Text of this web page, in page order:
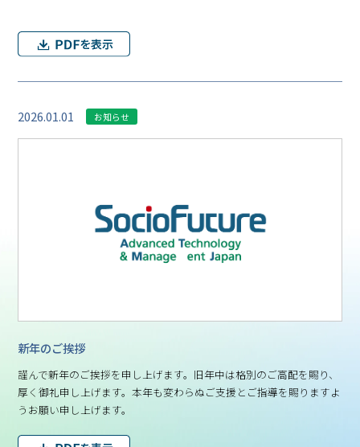
2026.01.01 お知らせ
新年のご挨拶
謹んで新年のご挨拶を申し上げます。旧年中は格別のご高配を賜り、
厚く御礼申し上げます。本年も変わらぬご支援とご指導を賜りますよ
うお願い申し上げます。